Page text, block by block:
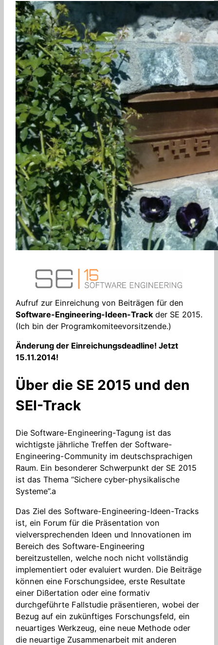
Aufruf zur Einreichung von Beiträgen für den
Software-Engineering-Ideen-Trackder SE 2015.
(Ich bin der Programkomiteevorsitzende.)
Änderung der Einreichungsdeadline! Jetzt
15.11.2014!
Über die SE 2015 und den
SEI-Track
Die Software-Engineering-Tagung ist das
wichtigste jährliche Treffen der Software-
Engineering-Community im deutschsprachigen
Raum. Ein besonderer Schwerpunkt der SE 2015
ist das Thema “Sichere cyber-physikalische
Systeme”.a
Das Ziel des Software-Engineering-Ideen-Tracks
ist, ein Forum für die Präsentation von
vielversprechenden Ideen und Innovationen im
Bereich des Software-Engineering
bereitzustellen, welche noch nicht vollständig
implementiert oder evaluiert wurden. Die Beiträge
können eine Forschungsidee, erste Resultate
einer Dißertation oder eine formativ
durchgeführte Fallstudie präsentieren, wobei der
Bezug auf ein zukünftiges Forschungsfeld, ein
neuartiges Werkzeug, eine neue Methode oder
die neuartige Zusammenarbeit mit anderen